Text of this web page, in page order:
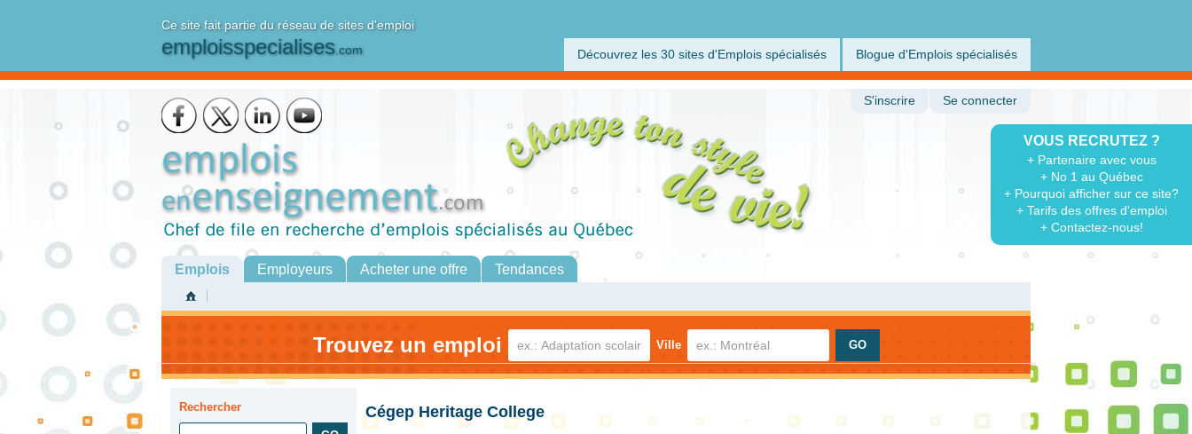
Ce site fait partie du réseau de sites d'emploi
emploisspecialises.com Découvrez les 30 sites d'Emplois spécialisés Blogue d'Emplois spécialisés
VOUS RECRUTEZ ?
+ Partenaire avec vous
+ No 1 au Québec
+ Pourquoi afficher sur ce site?
+ Tarifs des offres d'emploi
+ Contactez-nous!
S'inscrire Se connecter
Emplois Employeurs Acheter une offre Tendances
Trouvez un emploi Ville
Rechercher Cégep Heritage College